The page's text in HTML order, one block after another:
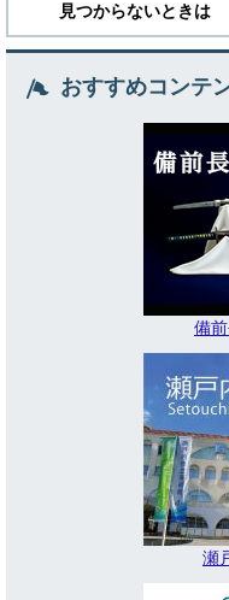
見つからないときは
おすすめコンテ
備
瀬